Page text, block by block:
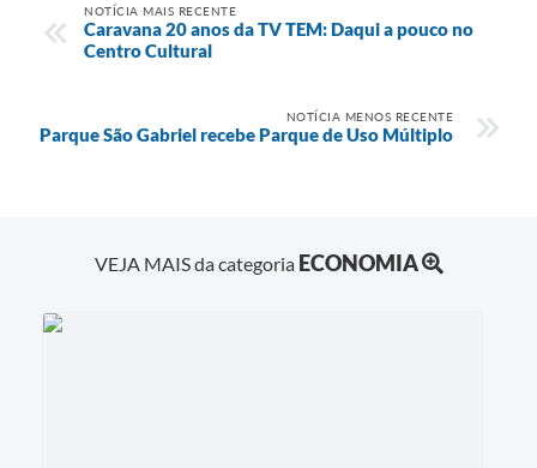
NOTÍCIA MAIS RECENTE
Caravana 20 anos da TV TEM: Daqui a pouco no
Centro Cultural
NOTÍCIA MENOS RECENTE
Parque São Gabriel recebe Parque de Uso Múltiplo
VEJA MAIS da categoria ECONOMIA